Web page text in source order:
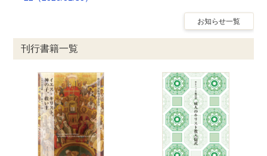
お知らせ一覧
刊行書籍一覧